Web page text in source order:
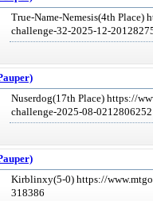
True-Name-Nemesis(4th Place)
challenge-32-2025-12-
Nuserdog(17th Place) https://
challenge-2025-08-0212806252
Kirblinxy(5-0) https://
318386